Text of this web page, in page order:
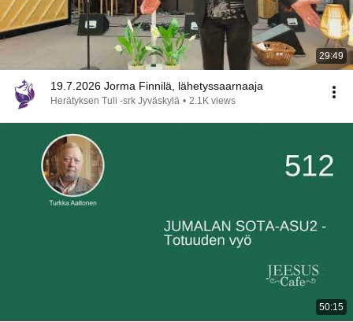
29:49
19.7.2026 Jorma Finnilä, lähetyssaarnaaja
Herätyksen Tuli -srk Jyväskylä • 2.1K views
50:15